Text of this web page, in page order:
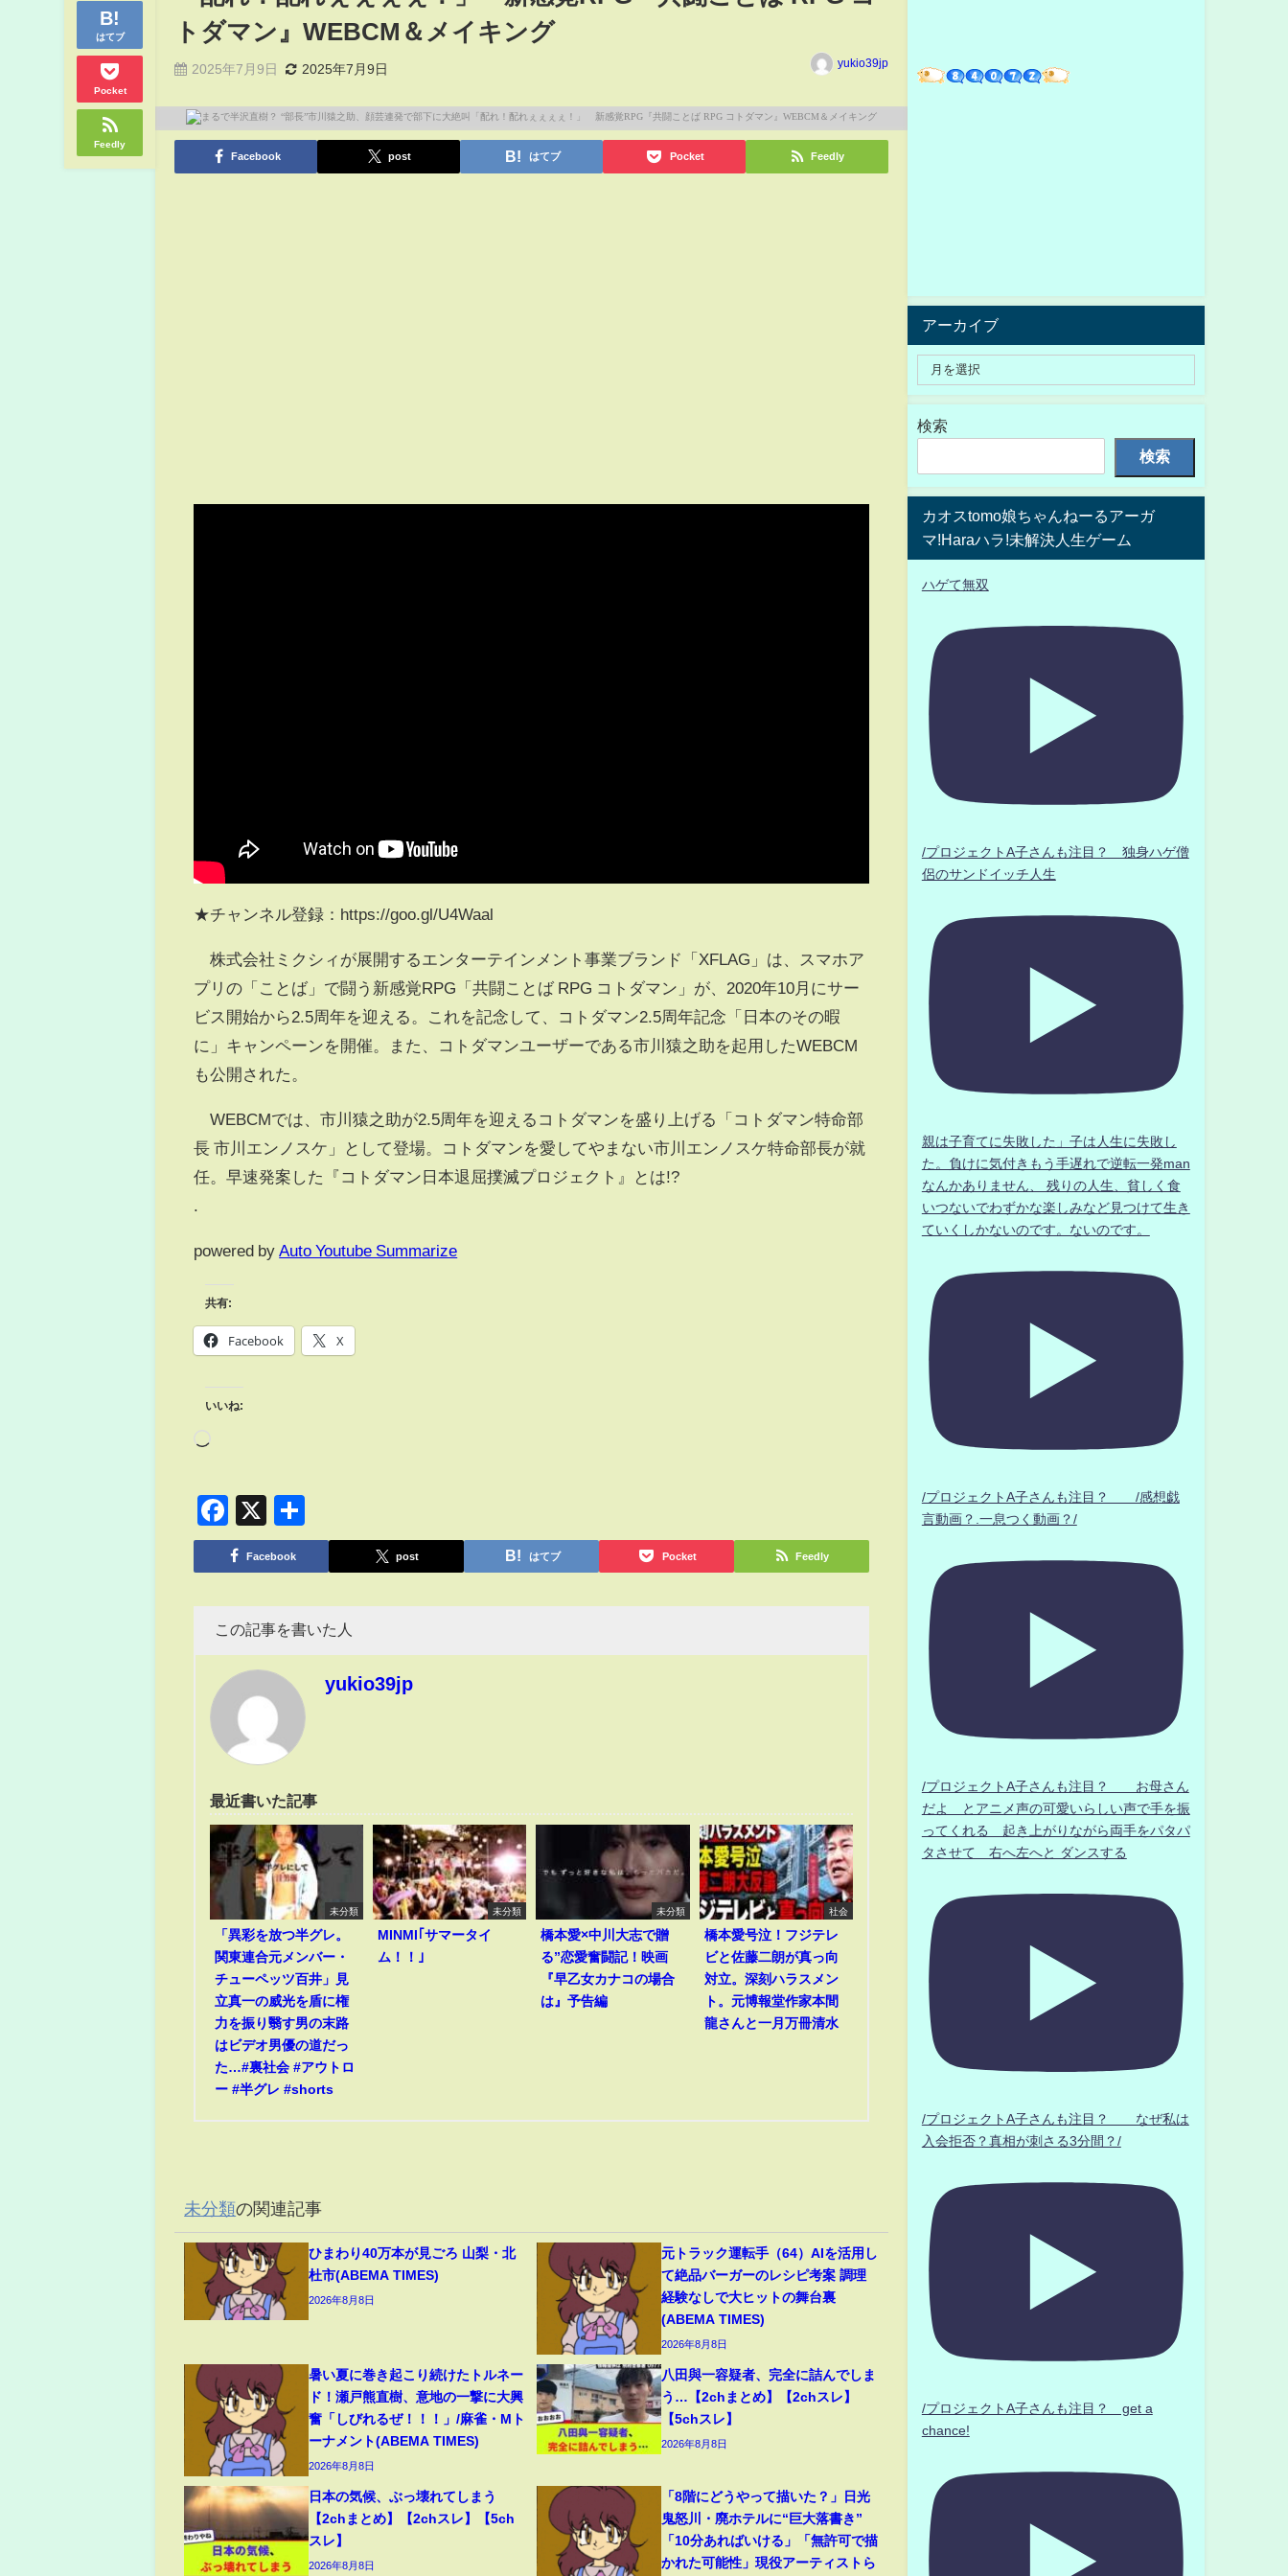
はてブ
Pocket
Feedly
トダマン』WEBCM＆メイキング
2025年7月9日 2025年7月9日 yukio39jp
Facebook post はてブ Pocket Feedly
★チャンネル登録：https://goo.gl/U4Waal
株式会社ミクシィが展開するエンターテインメント事業ブランド「XFLAG」は、スマホア
プリの「ことば」で闘う新感覚RPG「共闘ことば RPG コトダマン」が、2020年10月にサー
ビス開始から2.5周年を迎える。これを記念して、コトダマン2.5周年記念「日本のその暇
に」キャンペーンを開催。また、コトダマンユーザーである市川猿之助を起用したWEBCM
も公開された。
WEBCMでは、市川猿之助が2.5周年を迎えるコトダマンを盛り上げる「コトダマン特命部
長 市川エンノスケ」として登場。コトダマンを愛してやまない市川エンノスケ特命部長が就
任。早速発案した『コトダマン日本退屈撲滅プロジェクト』とは!?
powered by Auto Youtube Summarize
共有:
Facebook X
いいね:
Facebook
X
有
Facebook post はてブ Pocket Feedly
この記事を書いた人
yukio39jp
最近書いた記事
未分類
「異彩を放つ半グレ。
関東連合元メンバー・
チューペッツ百井」見
立真一の威光を盾に権
力を振り翳す男の末路
はビデオ男優の道だっ
た…#裏社会 #アウトロ
ー #半グレ #shorts
未分類
MINMI｢サマータイ
ム！！｣
未分類
橋本愛×中川大志で贈
る”恋愛奮闘記！映画
『早乙女カナコの場合
は』予告編
社会
橋本愛号泣！フジテレ
ビと佐藤二朗が真っ向
対立。深刻ハラスメン
ト。元博報堂作家本間
龍さんと一月万冊清水
未分類の関連記事
ひまわり40万本が見ごろ 山梨・北
杜市(ABEMA TIMES)
2026年8月8日
元トラック運転手（64）AIを活用し
て絶品バーガーのレシピ考案 調理
経験なしで大ヒットの舞台裏
(ABEMA TIMES)
2026年8月8日
暑い夏に巻き起こり続けたトルネー
ド！瀬戸熊直樹、意地の一撃に大興
奮「しびれるぜ！！！」/麻雀・Mト
ーナメント(ABEMA TIMES)
2026年8月8日
八田與一容疑者、完全に詰んでしま
う…【2chまとめ】【2chスレ】
【5chスレ】
2026年8月8日
日本の気候、ぶっ壊れてしまう
【2chまとめ】【2chスレ】【5ch
スレ】
2026年8月8日
「8階にどうやって描いた？」日光
鬼怒川・廃ホテルに“巨大落書き”
「10分あればいける」「無許可で描
かれた可能性」現役アーティストら
アーカイブ
検索
検索
カオスtomo娘ちゃんねーるアーガ
マ!Haraハラ!未解決人生ゲーム
ハゲて無双
/プロジェクトA子さんも注目？ 独身ハゲ僧
侶のサンドイッチ人生
親は子育てに失敗した」子は人生に失敗し
た。負けに気付きもう手遅れで逆転一発man
なんかありません、 残りの人生、貧しく食
いつないでわずかな楽しみなど見つけて生き
ていくしかないのです。ないのです。
/プロジェクトA子さんも注目？ /感想戯
言動画？.一息つく動画？/
/プロジェクトA子さんも注目？ お母さん
だよ とアニメ声の可愛いらしい声で手を振
ってくれる 起き上がりながら両手をパタパ
タさせて 右へ左へと ダンスする
/プロジェクトA子さんも注目？ なぜ私は
入会拒否？真相が刺さる3分間？/
/プロジェクトA子さんも注目？ get a
chance!